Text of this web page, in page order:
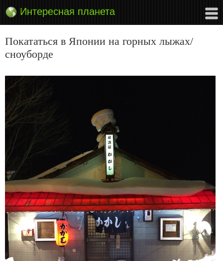
Интересная планета
Покататься в Японии на горных лыжах/
сноуборде